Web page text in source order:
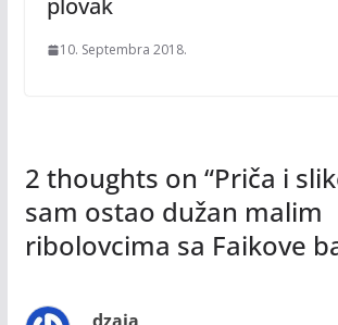
plovak
10. Septembra 2018.
2 thoughts on “Priča i
sam ostao dužan malim
ribolovcima sa Faikove